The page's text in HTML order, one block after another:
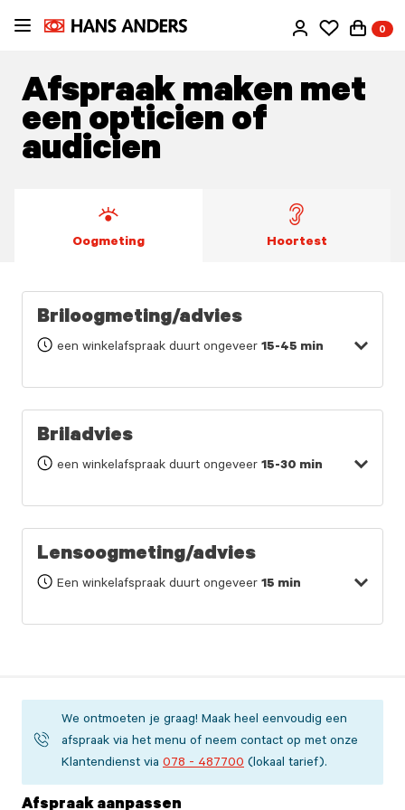
Ga
inhoud
0
Afspraak maken met
een opticien of
audicien
Oogmeting Hoortest
Briloogmeting/advies
een winkelafspraak duurt ongeveer 15-45 min
Briladvies
een winkelafspraak duurt ongeveer 15-30 min
Lensoogmeting/advies
Een winkelafspraak duurt ongeveer 15 min
We ontmoeten je graag! Maak heel eenvoudig een
afspraak via het menu of neem contact op met onze
Klantendienst via 078 - 487700 (lokaal tarief).
Afspraak aanpassen